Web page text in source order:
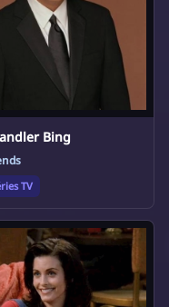
Bing
TV